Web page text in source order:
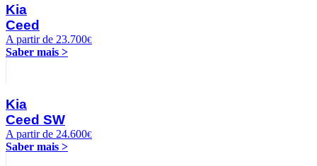
Kia
Ceed
A partir de 23.700€
Saber mais >
Kia
Ceed SW
A partir de 24.600€
Saber mais >